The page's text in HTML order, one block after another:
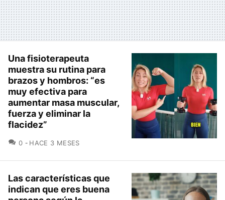
Una fisioterapeuta
muestra su rutina para
brazos y hombros: “es
muy efectiva para
aumentar masa muscular,
fuerza y eliminar la
flacidez”
0 COMENTARIOS
HACE 3 MESES
Las características que
indican que eres buena